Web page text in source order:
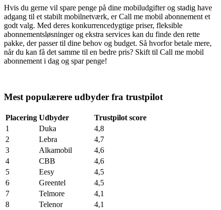
Hvis du gerne vil spare penge på dine mobiludgifter og stadig have
adgang til et stabilt mobilnetværk, er Call me mobil abonnement et
godt valg. Med deres konkurrencedygtige priser, fleksible
abonnementsløsninger og ekstra services kan du finde den rette
pakke, der passer til dine behov og budget. Så hvorfor betale mere,
når du kan få det samme til en bedre pris? Skift til Call me mobil
abonnement i dag og spar penge!
Mest populærere udbyder fra trustpilot
Placering Udbyder
Trustpilot score
1
Duka
4,8
2
Lebra
4,7
3
Alkamobil
4,6
4
CBB
4,6
5
Eesy
4,5
6
Greentel
4,5
7
Telmore
4,1
8
Telenor
4,1